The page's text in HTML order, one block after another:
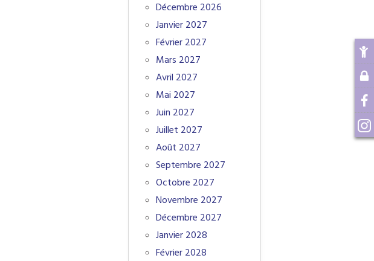
Décembre 2026
Janvier 2027
Février 2027
Mars 2027
Avril 2027
Mai 2027
Juin 2027
Juillet 2027
Août 2027
Septembre 2027
Octobre 2027
Novembre 2027
Décembre 2027
Janvier 2028
Février 2028